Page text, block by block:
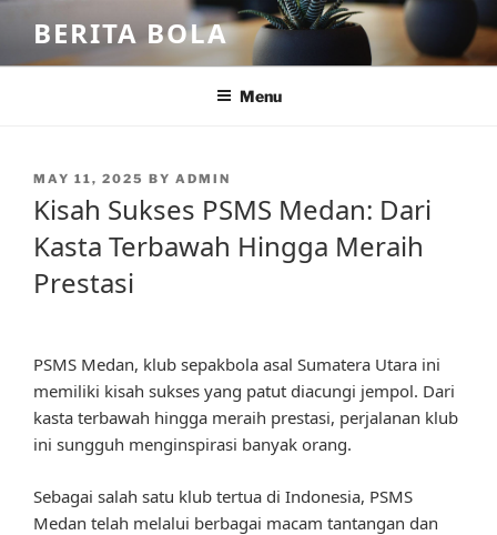
content
BERITA BOLA
Menu
POSTED
ON
MAY 11, 2025 BY ADMIN
Kisah Sukses PSMS Medan: Dari
Kasta Terbawah Hingga Meraih
Prestasi
PSMS Medan, klub sepakbola asal Sumatera Utara ini
memiliki kisah sukses yang patut diacungi jempol. Dari
kasta terbawah hingga meraih prestasi, perjalanan klub
ini sungguh menginspirasi banyak orang.
Sebagai salah satu klub tertua di Indonesia, PSMS
Medan telah melalui berbagai macam tantangan dan